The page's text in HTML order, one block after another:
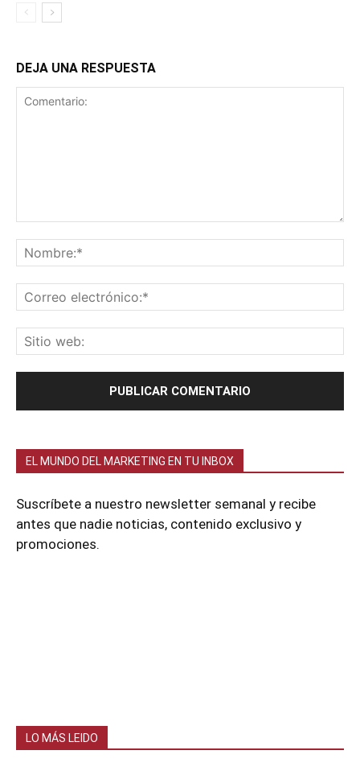
DEJA UNA RESPUESTA
EL MUNDO DEL MARKETING EN TU INBOX
Suscríbete a nuestro newsletter semanal y recibe
antes que nadie noticias, contenido exclusivo y
promociones.
LO MÁS LEIDO